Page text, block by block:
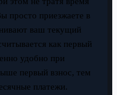
просто приезжаете в
ваш текущий
как первый
удобно при
первый взнос, тем
платежи.